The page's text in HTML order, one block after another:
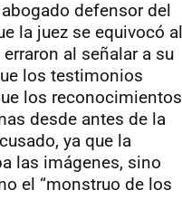
defensor del
la juez se equivocó al
al señalar a su
los testimonios
los reconocimientos
desde antes de la
ya que la
las imágenes, sino
el “monstruo de los